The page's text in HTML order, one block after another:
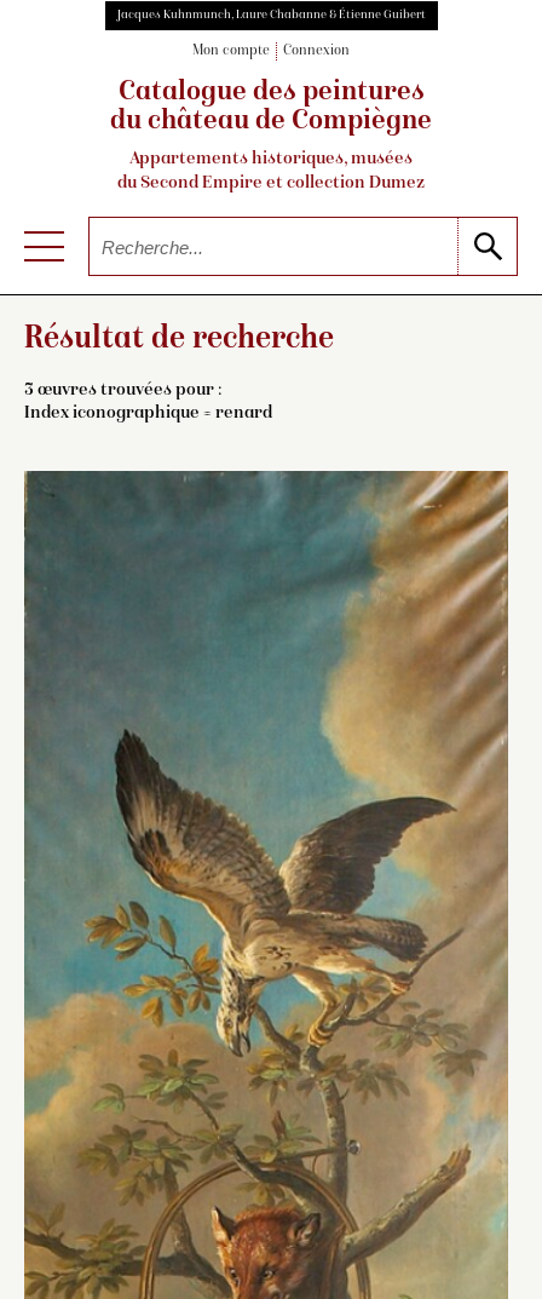
Jacques Kuhnmunch, Laure Chabanne & Étienne Guibert
Mon compte Connexion
Catalogue des peintures
du château de Compiègne
Appartements historiques, musées
du Second Empire et collection Dumez
Résultat de recherche
3 œuvres trouvées pour :
Index iconographique = renard